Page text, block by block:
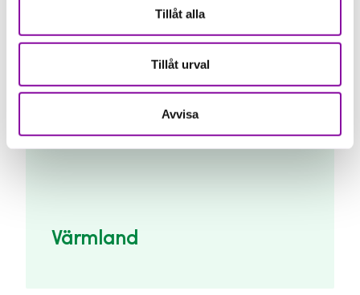
Tillåt alla
Tillåt urval
Avvisa
Värmland